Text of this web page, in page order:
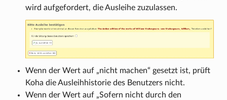
wird aufgefordert, die Ausleihe zuzulassen.
Wenn der Wert auf „nicht machen“ gesetzt ist, prüft
Koha die Ausleihhistorie des Benutzers nicht.
Wenn der Wert auf „Sofern nicht durch den